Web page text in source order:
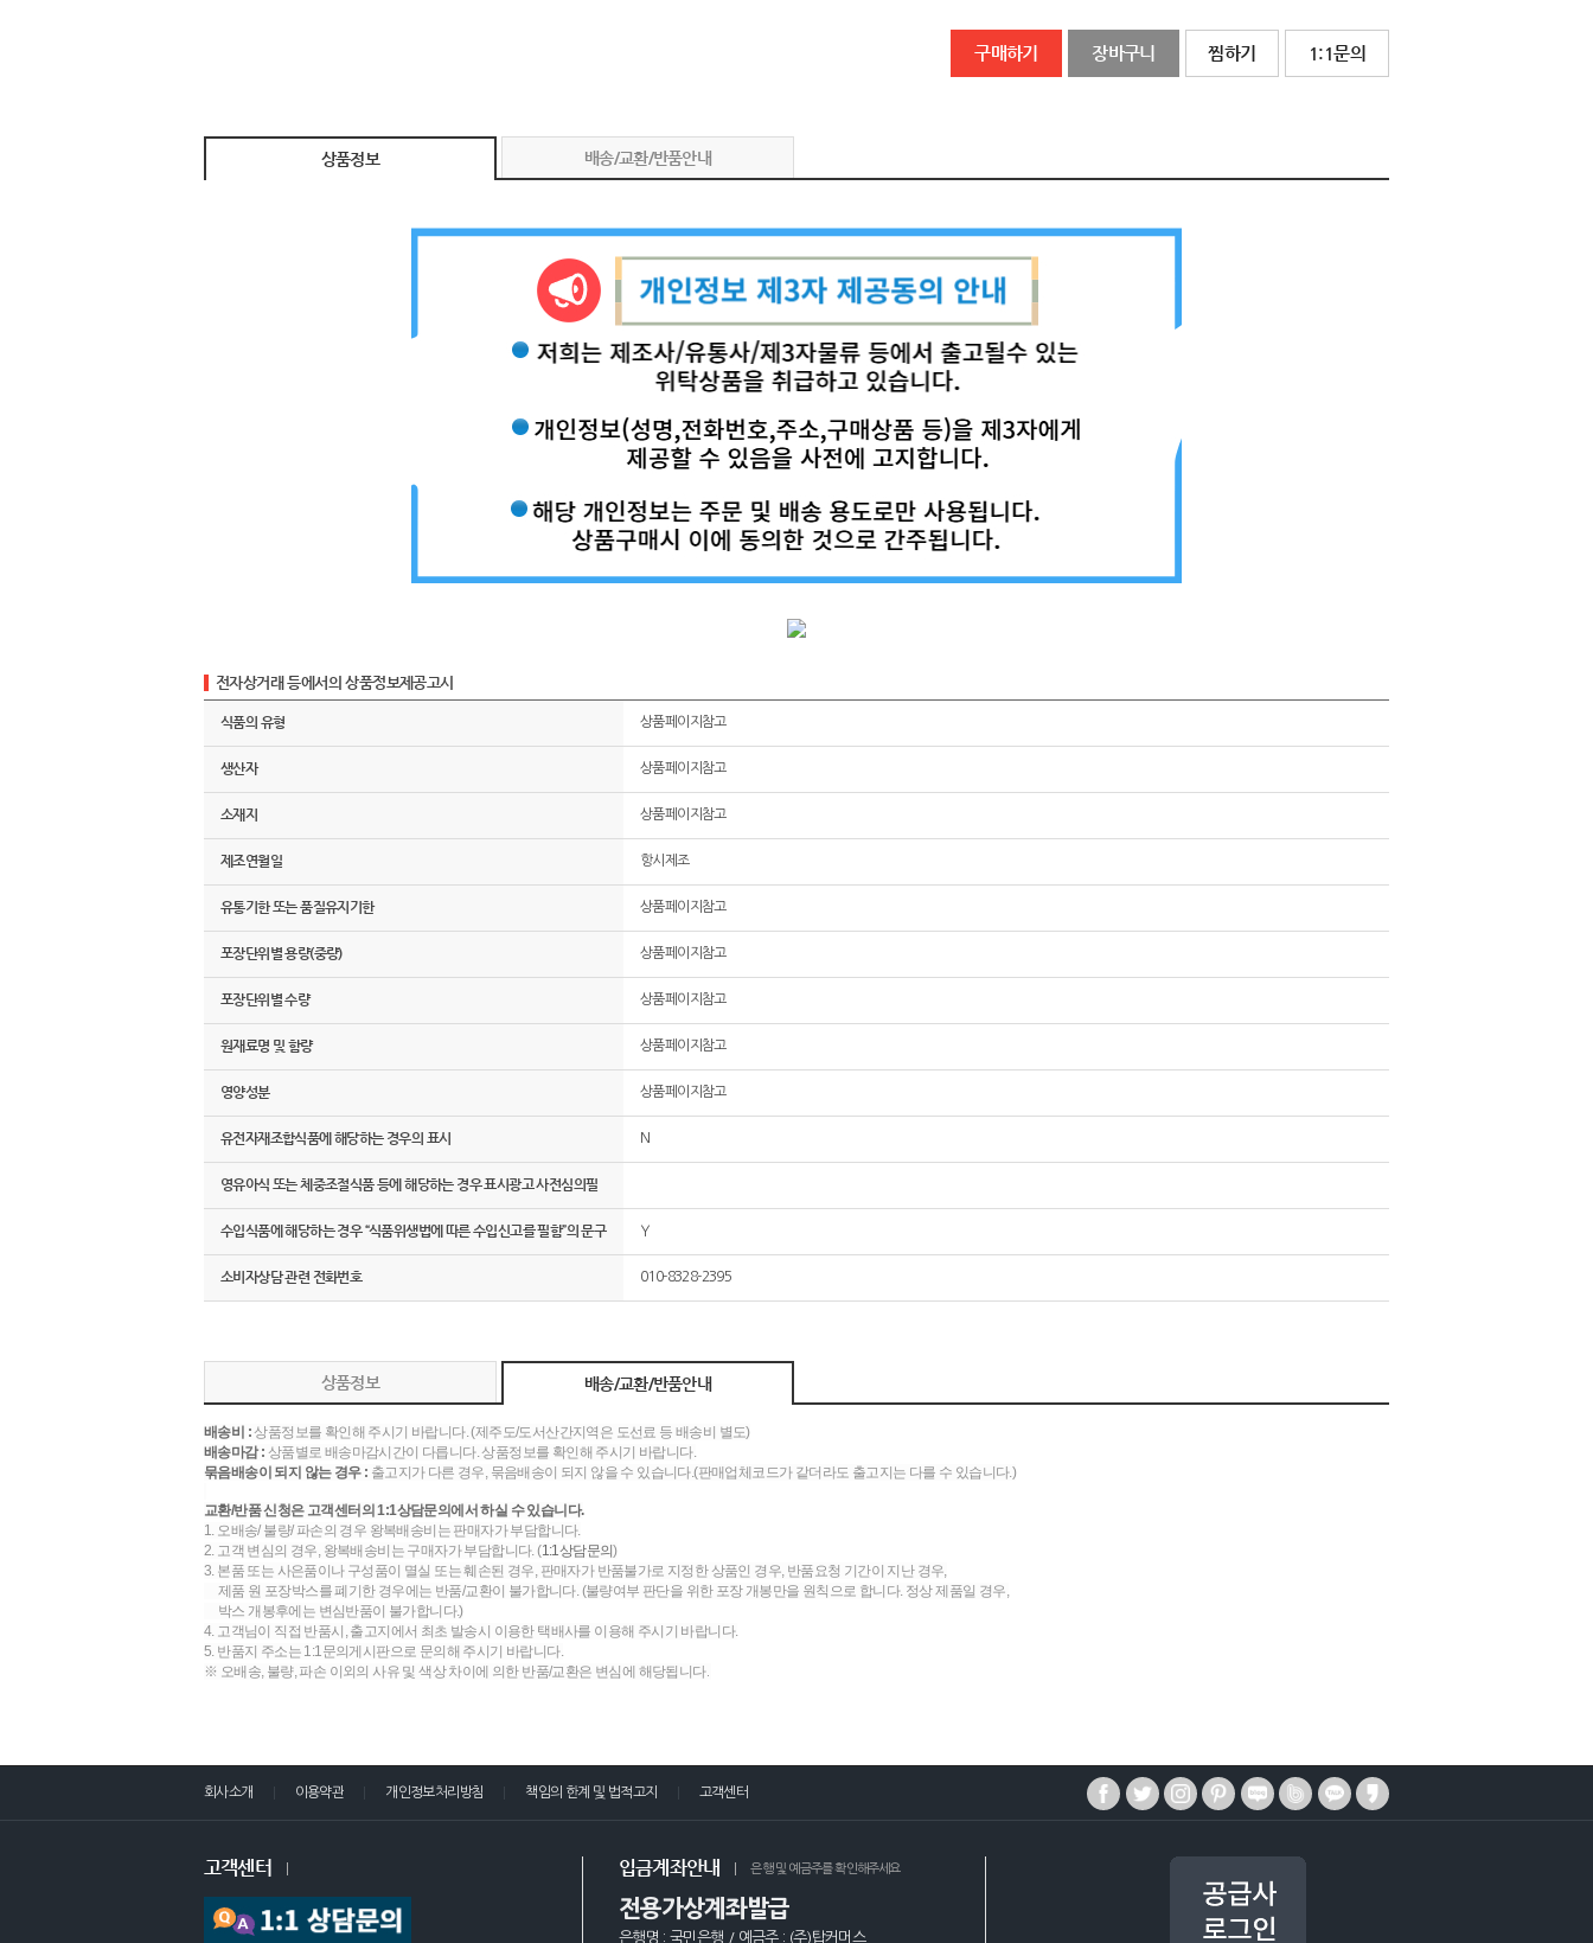
구매하기 장바구니 찜하기 1:1문의
상품정보 배송/교환/반품안내
전자상거래 등에서의 상품정보제공고시
식품의 유형 상품페이지참고
생산자 상품페이지참고
소재지 상품페이지참고
제조연월일 항시제조
유통기한 또는 품질유지기한 상품페이지참고
포장단위별 용량(중량) 상품페이지참고
포장단위별 수량 상품페이지참고
원재료명 및 함량 상품페이지참고
영양성분 상품페이지참고
유전자재조합식품에 해당하는 경우의 표시 N
영유아식 또는 체중조절식품 등에 해당하는 경우 표시광고 사전심의필
수입식품에 해당하는 경우 “식품위생법에 따른 수입신고를 필함”의 문구 Y
소비자상담 관련 전화번호 010-8328-2395
상품정보 배송/교환/반품안내
배송비 :상품정보를 확인해 주시기 바랍니다. (제주도/도서산간지역은 도선료 등 배송비 별도)
배송마감 : 상품별로 배송마감시간이 다릅니다. 상품정보를 확인해 주시기 바랍니다.
묶음배송이 되지 않는 경우 : 출고지가 다른 경우, 묶음배송이 되지 않을 수 있습니다.(판매업체코드가 같더라도 출고지는 다를 수 있습니다.)
교환/반품 신청은 고객센터의 1:1상담문의에서 하실 수 있습니다.
1. 오배송/ 불량/ 파손의 경우 왕복배송비는 판매자가 부담합니다.
2. 고객 변심의 경우, 왕복배송비는 구매자가 부담합니다. (1:1상담문의)
3. 본품 또는 사은품이나 구성품이 멸실 또는 훼손된 경우, 판매자가 반품불가로 지정한 상품인 경우, 반품요청 기간이 지난 경우,
제품 원 포장박스를 폐기한 경우에는 반품/교환이 불가합니다. (불량여부 판단을 위한 포장 개봉만을 원칙으로 합니다. 정상 제품일 경우,
박스 개봉후에는 변심반품이 불가합니다.)
4. 고객님이 직접 반품시, 출고지에서 최초 발송시 이용한 택배사를 이용해 주시기 바랍니다.
5. 반품지 주소는 1:1문의게시판으로 문의해 주시기 바랍니다.
※ 오배송, 불량, 파손 이외의 사유 및 색상 차이에 의한 반품/교환은 변심에 해당됩니다.
회사소개 이용약관 개인정보처리방침 책임의 한계 및 법적고지 고객센터
고객센터 입금계좌안내 은행 및 예금주를 확인해주세요
전용가상계좌발급
은행명 : 국민은행 / 예금주 : (주)탑커머스